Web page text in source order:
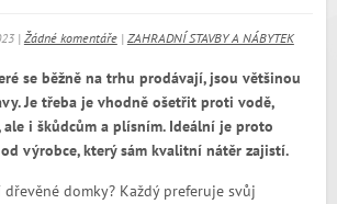
| Žádné komentáře| ZAHRADNÍ STAVBY A NÁBYTEK
se běžně na trhu prodávají, jsou většinou
Je třeba je vhodně ošetřit proti vodě,
ale i škůdcům a plísním. Ideální je proto
výrobce, který sám kvalitní nátěr zajistí.
domky? Každý preferuje svůj